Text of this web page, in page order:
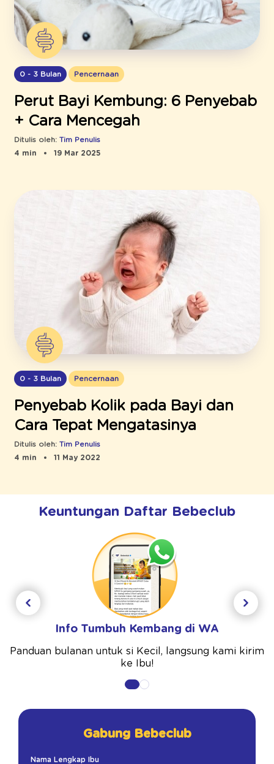
0 - 3 Bulan Pencernaan
Perut Bayi Kembung: 6 Penyebab
+ Cara Mencegah
Ditulis oleh: Tim Penulis
4 min
19 Mar 2025
0 - 3 Bulan Pencernaan
Penyebab Kolik pada Bayi dan
Cara Tepat Mengatasinya
Ditulis oleh: Tim Penulis
4 min
11 May 2022
Keuntungan Daftar Bebeclub
Info Tumbuh Kembang di WA
Panduan bulanan untuk si Kecil, langsung kami kirim
ke Ibu!
Gabung Bebeclub
Nama Lengkap Ibu